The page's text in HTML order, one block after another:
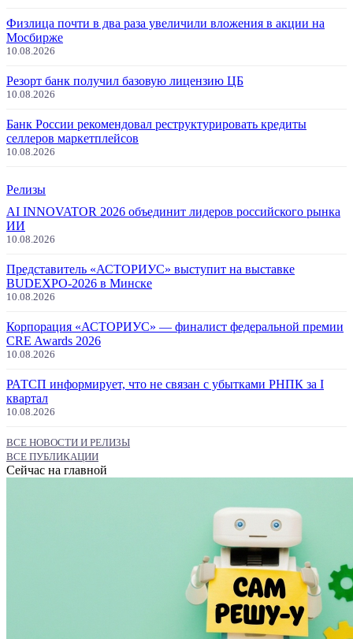
Физлица почти в два раза увеличили вложения в акции на
Мосбирже
10.08.2026
Резорт банк получил базовую лицензию ЦБ
10.08.2026
Банк России рекомендовал реструктурировать кредиты
селлеров маркетплейсов
10.08.2026
Релизы
AI INNOVATOR 2026 объединит лидеров российского рынка
ИИ
10.08.2026
Представитель «АСТОРИУС» выступит на выставке
BUDEXPO-2026 в Минске
10.08.2026
Корпорация «АСТОРИУС» — финалист федеральной премии
CRE Awards 2026
10.08.2026
РАТСП информирует, что не связан с убытками РНПК за I
квартал
10.08.2026
ВСЕ НОВОСТИ И РЕЛИЗЫ
ВСЕ ПУБЛИКАЦИИ
Сейчас на главной